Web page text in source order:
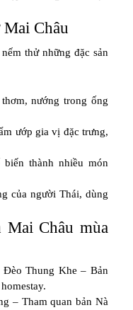
Châu
thử những đặc sản
nướng trong ống
ướp gia vị đặc trưng,
biến thành nhiều món
của người Thái, dùng
Châu mùa
Thung Khe – Bản
– Tham quan bản Nà